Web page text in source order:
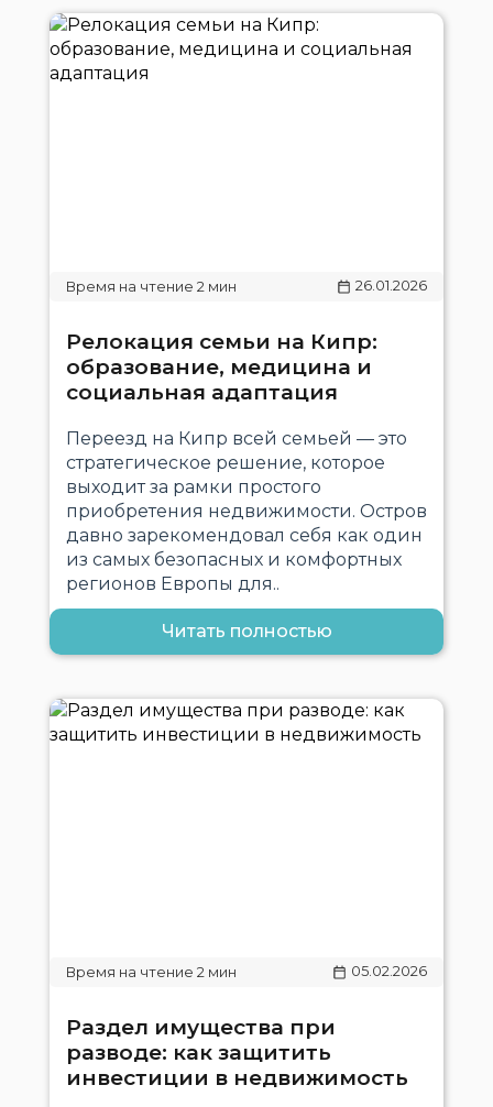
26.01.2026
Релокация семьи на Кипр:
образование, медицина и
социальная адаптация
Переезд на Кипр всей семьей — это
стратегическое решение, которое
выходит за рамки простого
приобретения недвижимости. Остров
давно зарекомендовал себя как один
из самых безопасных и комфортных
регионов Европы для..
Читать полностью
05.02.2026
Раздел имущества при
разводе: как защитить
инвестиции в недвижимость